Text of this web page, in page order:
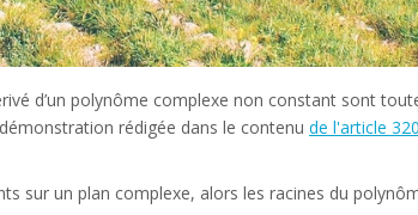
d’un polynôme complexe non constant sont
rédigée dans le contenu de l'article 320
sur un plan complexe, alors les racines du